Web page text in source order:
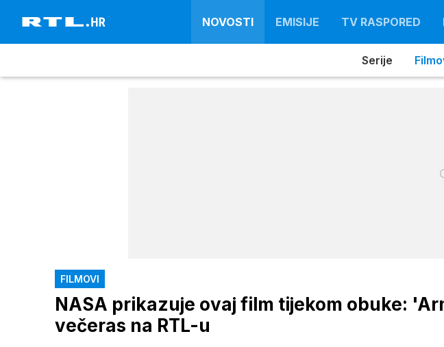
NOVOSTI EMISIJE TV RASPORED
Serije
FILMOVI
NASA prikazuje ovaj film tijekom obuke:
večeras na RTL-u